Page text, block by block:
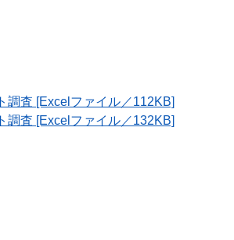
調査 [Excelファイル／112KB]
調査 [Excelファイル／132KB]